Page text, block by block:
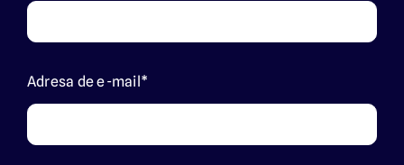
Adresa de e-mail*